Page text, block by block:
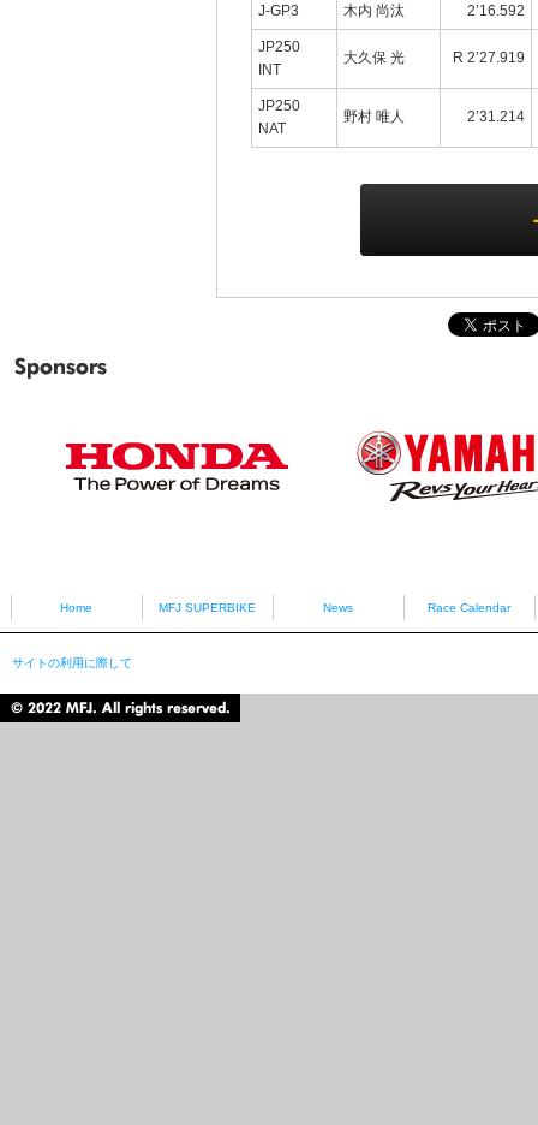
J-GP3 木内 尚汰 2’16.592
JP250
INT
大久保 光 R 2’27.919
JP250
NAT
野村 唯人 2’31.214
Home MFJ SUPERBIKE News Race Calendar
サイトの利用に際して